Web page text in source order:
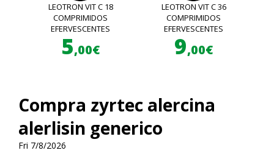
LEOTRON VIT C 18
COMPRIMIDOS
EFERVESCENTES
5,00€
LEOTRON VIT C 36
COMPRIMIDOS
EFERVESCENTES
9,00€
Compra zyrtec alercina
alerlisin generico
Fri 7/8/2026